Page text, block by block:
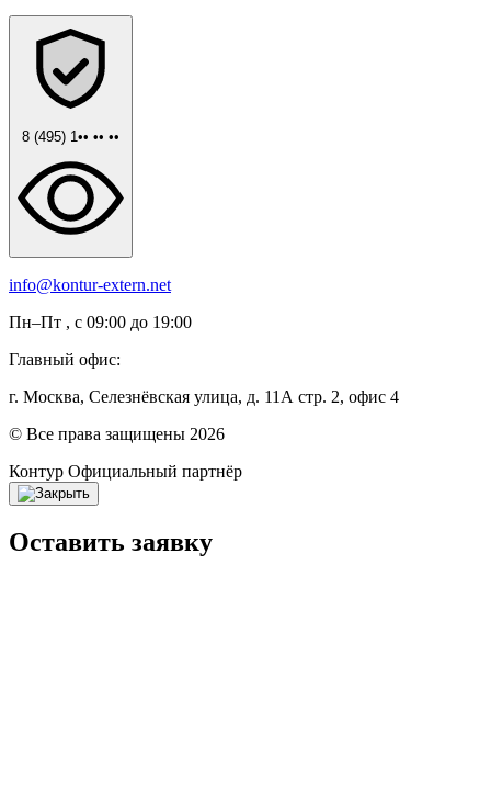
8 (495) 1•• •• ••
info@kontur-extern.net
Пн–Пт , с 09:00 до 19:00
Главный офис:
г. Москва, Селезнёвская улица, д. 11А стр. 2, офис 4
© Все права защищены 2026
Контур Официальный партнёр
Оставить заявку